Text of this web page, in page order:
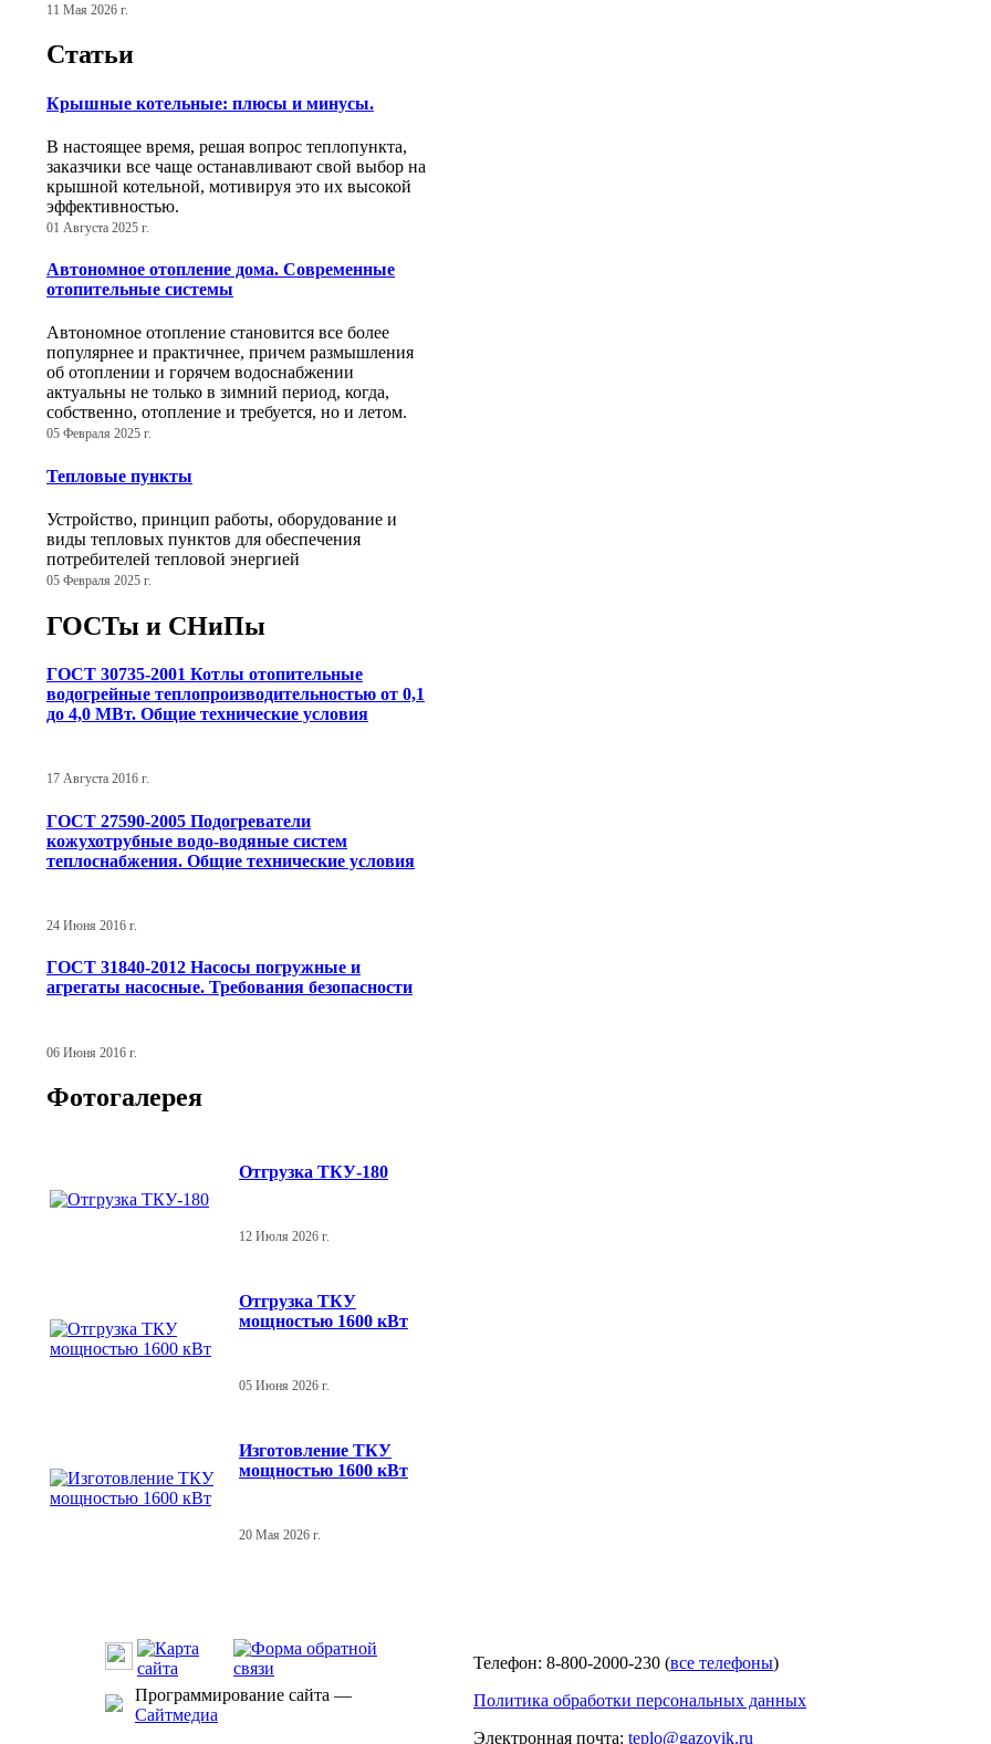
11 Мая 2026 г.
Статьи
Крышные котельные: плюсы и минусы.
В настоящее время, решая вопрос теплопункта,
заказчики все чаще останавливают свой выбор на
крышной котельной, мотивируя это их высокой
эффективностью.
01 Августа 2025 г.
Автономное отопление дома. Современные
отопительные системы
Автономное отопление становится все более
популярнее и практичнее, причем размышления
об отоплении и горячем водоснабжении
актуальны не только в зимний период, когда,
собственно, отопление и требуется, но и летом.
05 Февраля 2025 г.
Тепловые пункты
Устройство, принцип работы, оборудование и
виды тепловых пунктов для обеспечения
потребителей тепловой энергией
05 Февраля 2025 г.
ГОСТы и СНиПы
ГОСТ 30735-2001 Котлы отопительные
водогрейные теплопроизводительностью от 0,1
до 4,0 МВт. Общие технические условия
17 Августа 2016 г.
ГОСТ 27590-2005 Подогреватели
кожухотрубные водо-водяные систем
теплоснабжения. Общие технические условия
24 Июня 2016 г.
ГОСТ 31840-2012 Насосы погружные и
агрегаты насосные. Требования безопасности
06 Июня 2016 г.
Фотогалерея
Отгрузка ТКУ-180
12 Июля 2026 г.
Отгрузка ТКУ
мощностью 1600 кВт
05 Июня 2026 г.
Изготовление ТКУ
мощностью 1600 кВт
20 Мая 2026 г.
Программирование сайта —
Сайтмедиа
Телефон: 8-800-2000-230 (все телефоны)
Политика обработки персональных данных
Электронная почта: teplo@gazovik.ru